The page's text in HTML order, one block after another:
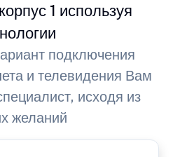
1 используя
подключения
и телевидения Вам
исходя из
желаний